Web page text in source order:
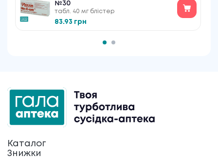
№30
табл. 40 мг блістер
83.93 грн
Каталог
Знижки